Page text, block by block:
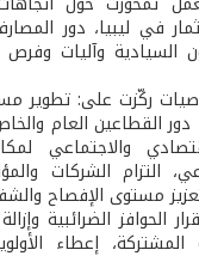
في ليبيا، دور
السيادية وآليات
ركّزت على: تطوير
دور القطاعين العام
والاجتماعي
التزام الشركات
مستوى الإفصاح
الحوافز الضرائبية
المشتركة، إعطاء